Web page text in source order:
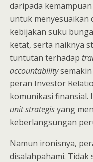
daripada
untuk menyesuaikan
kebijakan suku
ketat, serta naiknya
tuntutan terhadap
accountabilitysemakin
peran Investor
komunikasi finansial.
unit strategisyang
keberlangsungan
Namun ironisnya,
disalahpahami. Tidak